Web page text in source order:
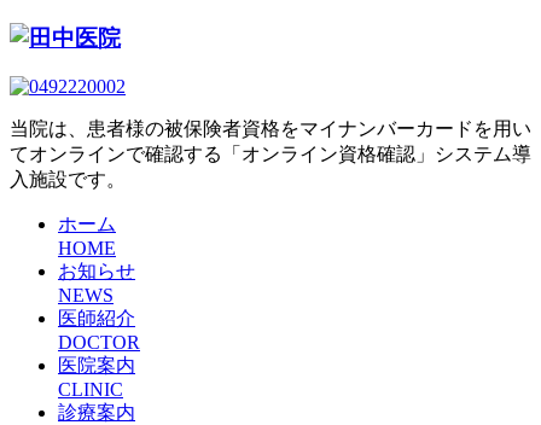
当院は、患者様の被保険者資格をマイナンバーカードを用い
てオンラインで確認する「オンライン資格確認」システム導
入施設です。
ホーム
HOME
お知らせ
NEWS
医師紹介
DOCTOR
医院案内
CLINIC
診療案内